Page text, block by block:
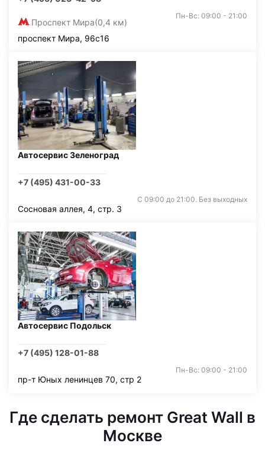
Проспект Мира(0,4 км)
Пн-Вс: 09:00 - 21:00
проспект Мира, 96с16
Автосервис Зеленоград
+7 (495) 431-00-33
С 09:00 до 21:00. Без выходных
Сосновая аллея, 4, стр. 3
Автосервис Подольск
+7 (495) 128-01-88
Пн-Вс: 09:00 - 21:00
пр-т Юных ленинцев 70, стр 2
Где сделать ремонт Great Wall в
Москве